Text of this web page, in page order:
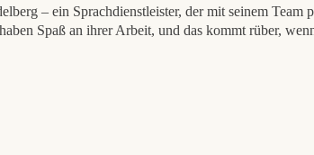
– ein Sprachdienstleister, der mit seinem
Spaß an ihrer Arbeit, und das kommt rüber,